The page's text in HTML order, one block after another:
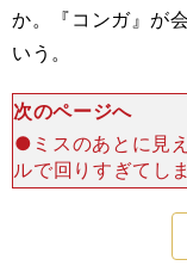
か。『コンガ』が
いう。
次のページへ
●ミスのあとに見
ルで回りすぎてし
している。「前
ず。ツイズルの途